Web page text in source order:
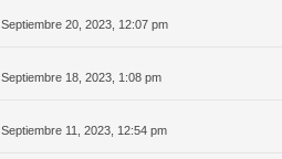
Septiembre 20, 2023, 12:07 pm
Septiembre 18, 2023, 1:08 pm
Septiembre 11, 2023, 12:54 pm